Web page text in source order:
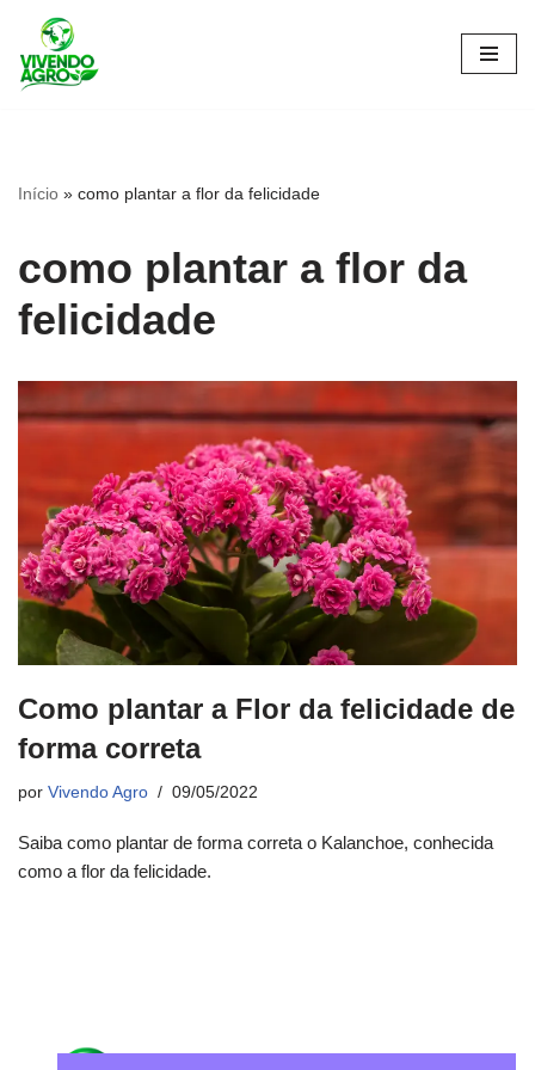
Pular
para
Início » como plantar a flor da felicidade
como plantar a flor da
felicidade
Como plantar a Flor da felicidade de
forma correta
por Vivendo Agro 09/05/2022
Saiba como plantar de forma correta o Kalanchoe, conhecida
como a flor da felicidade.